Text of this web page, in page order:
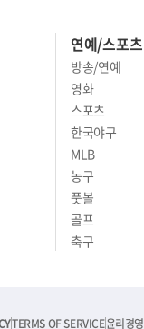
연예/스포츠
방송/연예
영화
스포츠
한국야구
MLB
농구
풋볼
골프
축구
TERMS OF SERVICE윤리경영